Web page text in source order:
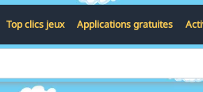
Top clics jeux Applications gratuites